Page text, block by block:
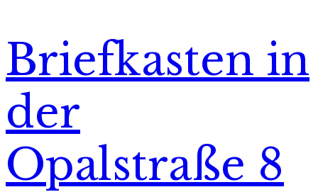
Briefkasten in
der
Opalstraße 8